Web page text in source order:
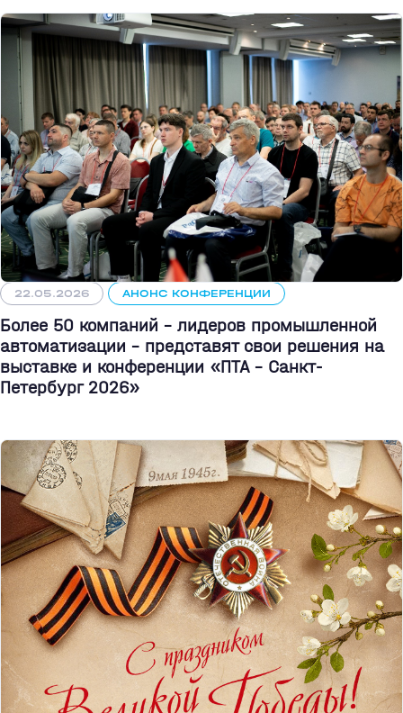
22.05.2026 АНОНС КОНФЕРЕНЦИИ
Более 50 компаний - лидеров промышленной
автоматизации - представят свои решения на
выставке и конференции «ПТА – Санкт-
Петербург 2026»